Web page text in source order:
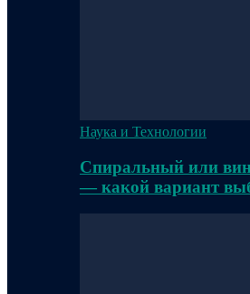
Наука и Технологии
Спиральный или
— какой вариант